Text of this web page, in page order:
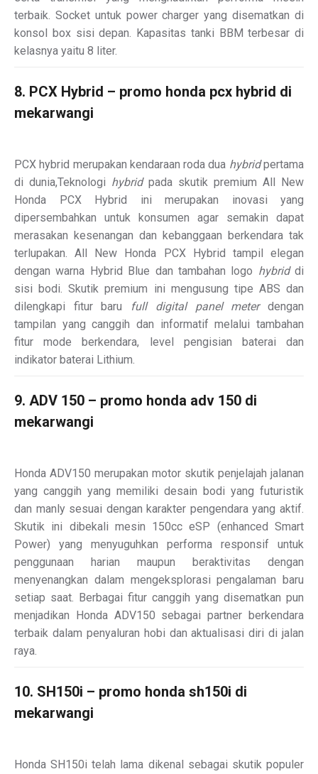
terbaik. Socket untuk power charger yang disematkan di
konsol box sisi depan. Kapasitas tanki BBM terbesar di
kelasnya yaitu 8 liter.
8. PCX Hybrid – promo honda pcx hybrid di
mekarwangi
PCX hybrid merupakan kendaraan roda dua hybridpertama
di dunia,Teknologi hybridpada skutik premium All New
Honda PCX Hybrid ini merupakan inovasi yang
dipersembahkan untuk konsumen agar semakin dapat
merasakan kesenangan dan kebanggaan berkendara tak
terlupakan. All New Honda PCX Hybrid tampil elegan
dengan warna Hybrid Blue dan tambahan logo hybriddi
sisi bodi. Skutik premium ini mengusung tipe ABS dan
dilengkapi fitur baru full digital panel meterdengan
tampilan yang canggih dan informatif melalui tambahan
fitur mode berkendara, level pengisian baterai dan
indikator baterai Lithium.
9. ADV 150 – promo honda adv 150 di
mekarwangi
Honda ADV150 merupakan motor skutik penjelajah jalanan
yang canggih yang memiliki desain bodi yang futuristik
dan manly sesuai dengan karakter pengendara yang aktif.
Skutik ini dibekali mesin 150cc eSP (enhanced Smart
Power) yang menyuguhkan performa responsif untuk
penggunaan harian maupun beraktivitas dengan
menyenangkan dalam mengeksplorasi pengalaman baru
setiap saat. Berbagai fitur canggih yang disematkan pun
menjadikan Honda ADV150 sebagai partner berkendara
terbaik dalam penyaluran hobi dan aktualisasi diri di jalan
raya.
10. SH150i – promo honda sh150i di
mekarwangi
Honda SH150i telah lama dikenal sebagai skutik populer